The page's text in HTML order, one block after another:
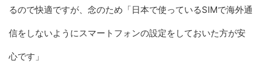
るので快適ですが、念のため「日本で使っているSIMで海外通
信をしないようにスマートフォンの設定をしておいた方が安
心です」